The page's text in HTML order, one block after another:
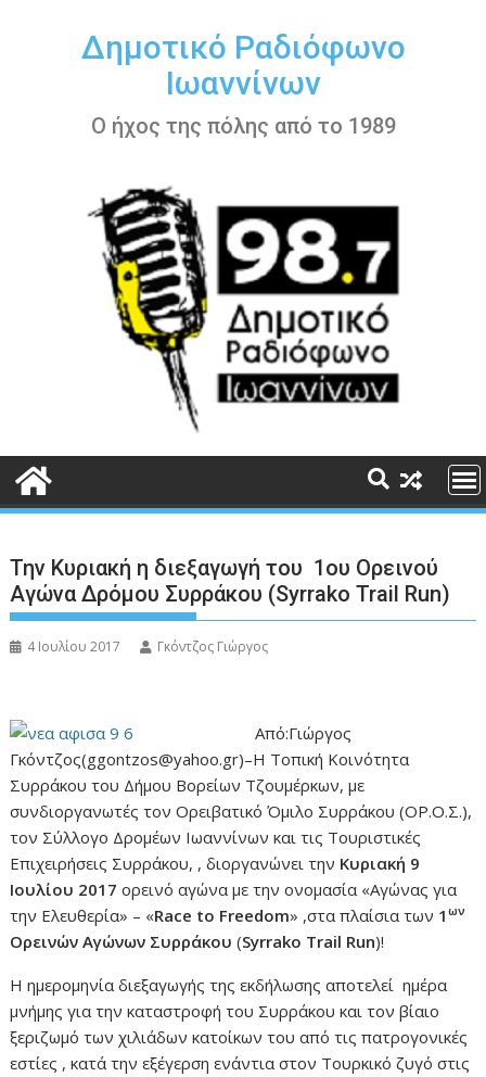
περιεχόμενοΔημοτικό Ραδιόφωνο
Ιωαννίνων
Ο ήχος της πόλης από το 1989
Την Κυριακή η διεξαγωγή του 1ου Ορεινού
Αγώνα Δρόμου Συρράκου (Syrrako Trail Run)
4 Ιουλίου 2017 Γκόντζος Γιώργος
Από:Γιώργος
Γκόντζος(ggontzos@yahoo.gr)–Η Τοπική Κοινότητα
Συρράκου του Δήμου Βορείων Τζουμέρκων, με
συνδιοργανωτές τον Ορειβατικό Όμιλο Συρράκου (ΟΡ.Ο.Σ.),
τον Σύλλογο Δρομέων Ιωαννίνων και τις Τουριστικές
Επιχειρήσεις Συρράκου, , διοργανώνει την Κυριακή 9
Ιουλίου 2017 ορεινό αγώνα με την ονομασία «Αγώνας για
την Ελευθερία» – «Race to Freedom» ,στα πλαίσια των 1ων
Ορεινών Αγώνων Συρράκου (Syrrako Trail Run)!
Η ημερομηνία διεξαγωγής της εκδήλωσης αποτελεί ημέρα
μνήμης για την καταστροφή του Συρράκου και τον βίαιο
ξεριζωμό των χιλιάδων κατοίκων του από τις πατρογονικές
εστίες , κατά την εξέγερση ενάντια στον Τουρκικό ζυγό στις